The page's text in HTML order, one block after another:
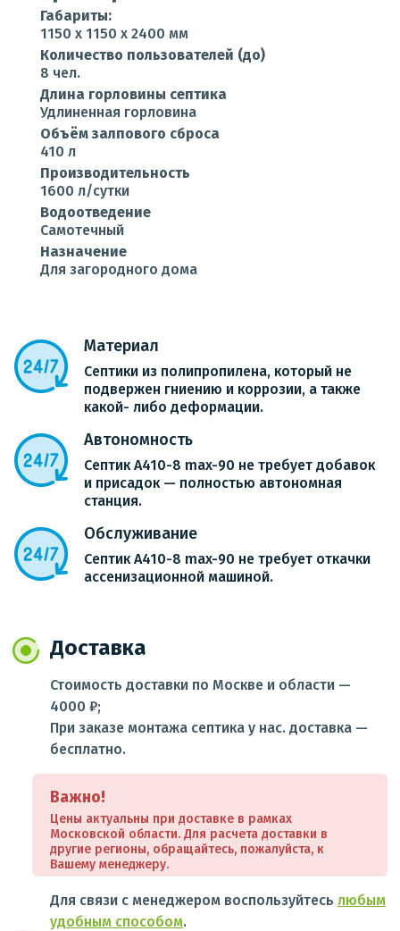
Габариты:
1150 x 1150 x 2400 мм
Количество пользователей (до)
8 чел.
Длина горловины септика
Удлиненная горловина
Объём залпового сброса
410 л
Производительность
1600 л/сутки
Водоотведение
Самотечный
Назначение
Для загородного дома
Материал
Септики из полипропилена, который не
подвержен гниению и коррозии, а также
какой- либо деформации.
Автономность
Септик A410-8 max-90 не требует добавок
и присадок — полностью автономная
станция.
Обслуживание
Септик A410-8 max-90 не требует откачки
ассенизационной машиной.
Доставка
Стоимость доставки по Москве и области —
4000 ₽;
При заказе монтажа септика у нас. доставка —
бесплатно.
Важно!
Цены актуальны при доставке в рамках
Московской области. Для расчета доставки в
другие регионы, обращайтесь, пожалуйста, к
Вашему менеджеру.
Для связи с менеджером воспользуйтесь любым
удобным способом.